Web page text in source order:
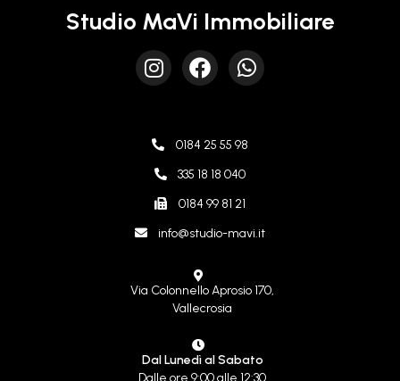
Studio MaVi Immobiliare
0184 25 55 98
335 18 18 040
0184 99 81 21
info@studio-mavi.it
Via Colonnello Aprosio 170,
Vallecrosia
Dal Lunedì al Sabato
Dalle ore 9:00 alle 12:30